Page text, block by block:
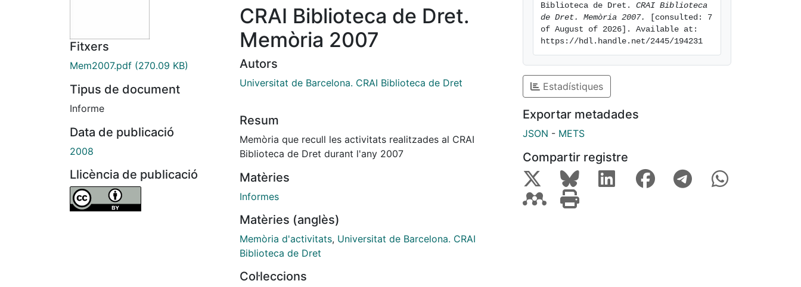
Fitxers
Mem2007.pdf (270.09 KB)
Tipus de document
Informe
Data de publicació
2008
Llicència de publicació
CRAI Biblioteca de Dret.
Memòria 2007
Autors
Universitat de Barcelona. CRAI Biblioteca de Dret
Resum
Memòria que recull les activitats realitzades al CRAI
Biblioteca de Dret durant l'any 2007
Matèries
Informes
Matèries (anglès)
Memòria d'activitats, Universitat de Barcelona. CRAI
Biblioteca de Dret
Col·leccions
Biblioteca de Dret. CRAI Biblioteca
de Dret. Memòria 2007.
[consulted: 7
of August of 2026]. Available at:
https://hdl.handle.net/2445/194231
Estadístiques
Exportar metadades
JSON - METS
Compartir registre